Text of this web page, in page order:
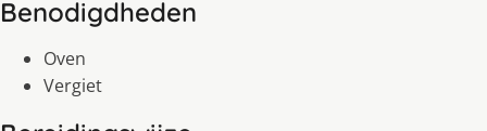
Benodigdheden
Oven
Vergiet